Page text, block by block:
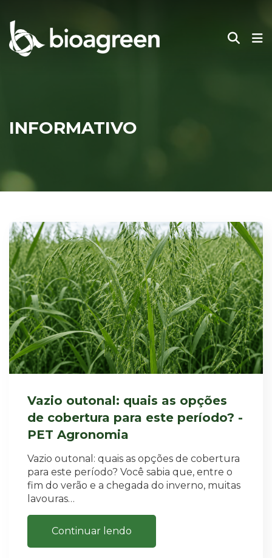
INFORMATIVO
Vazio outonal: quais as opções
de cobertura para este período? -
PET Agronomia
Vazio outonal: quais as opções de cobertura
para este período? Você sabia que, entre o
fim do verão e a chegada do inverno, muitas
lavouras…
Continuar lendo